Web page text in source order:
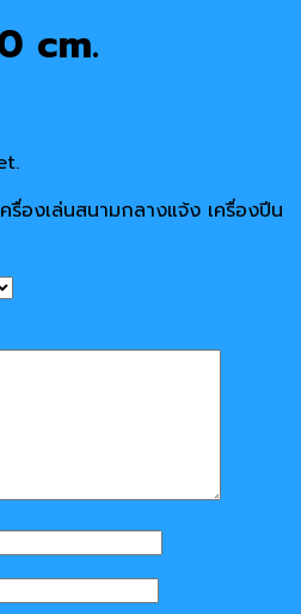
cm.
องเล่นสนามกลางแจ้ง เครื่องปีน